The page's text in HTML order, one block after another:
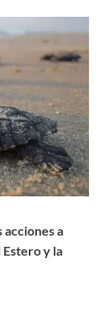
acciones a
Estero y la